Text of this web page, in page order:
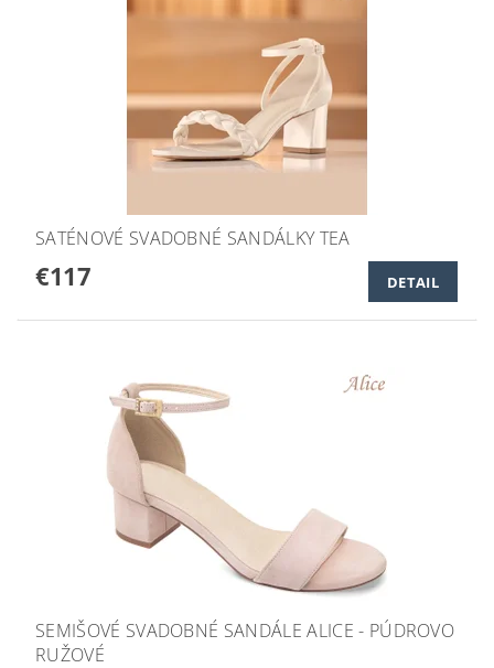
SATÉNOVÉ SVADOBNÉ SANDÁLKY TEA
€117 DETAIL
SEMIŠOVÉ SVADOBNÉ SANDÁLE ALICE - PÚDROVO
RUŽOVÉ